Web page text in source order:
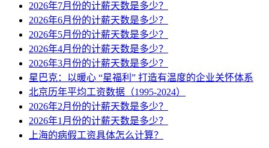
2026年7月份的计薪天数是多少？
2026年6月份的计薪天数是多少？
2026年5月份的计薪天数是多少？
2026年4月份的计薪天数是多少？
2026年3月份的计薪天数是多少？
星巴克：以暖心 “星福利” 打造有温度的企业关怀体系
北京历年平均工资数据（1995-2024）
2026年2月份的计薪天数是多少？
2026年1月份的计薪天数是多少？
上海的病假工资具体怎么计算？